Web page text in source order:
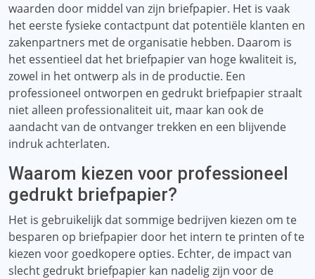
waarden door middel van zijn briefpapier. Het is vaak
het eerste fysieke contactpunt dat potentiële klanten en
zakenpartners met de organisatie hebben. Daarom is
het essentieel dat het briefpapier van hoge kwaliteit is,
zowel in het ontwerp als in de productie. Een
professioneel ontworpen en gedrukt briefpapier straalt
niet alleen professionaliteit uit, maar kan ook de
aandacht van de ontvanger trekken en een blijvende
indruk achterlaten.
Waarom kiezen voor professioneel
gedrukt briefpapier?
Het is gebruikelijk dat sommige bedrijven kiezen om te
besparen op briefpapier door het intern te printen of te
kiezen voor goedkopere opties. Echter, de impact van
slecht gedrukt briefpapier kan nadelig zijn voor de